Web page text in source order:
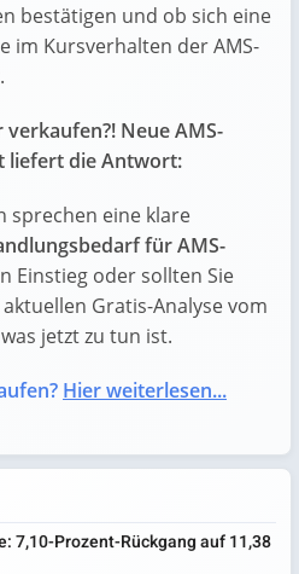
bestätigen und ob sich eine
im Kursverhalten der AMS-
Neue AMS-
liefert die Antwort:
sprechen eine klare
für AMS-
Einstieg oder sollten Sie
Gratis-Analyse vom
jetzt zu tun ist.
Hier weiterlesen...
7,10-Prozent-Rückgang auf 11,38